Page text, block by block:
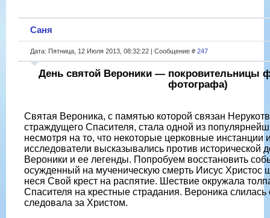
Саня
Дата: Пятница, 12 Июля 2013, 08:32:22 | Сообщение # 247
День святой Вероники — покровительницы
фотографа)
Святая Вероника, с памятью которой связан
страждущего Спасителя, стала одной из
несмотря на то, что некоторые церковные инстанции
исследователи высказывались против исторической
Вероники и ее легенды. Попробуем восстановить
осужденный на мученическую смерть Иисус Христос
неся Свой крест на распятие. Шествие окружала
Спасителя на крестные страдания. Вероника
следовала за Христом.